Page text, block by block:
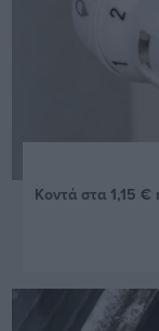
Κοντά στα 1,15 €